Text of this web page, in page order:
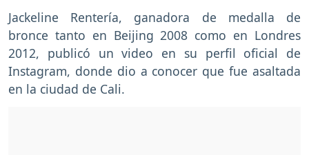
Jackeline Rentería, ganadora de medalla de
bronce tanto en Beijing 2008 como en Londres
2012, publicó un video en su perfil oficial de
Instagram, donde dio a conocer que fue asaltada
en la ciudad de Cali.